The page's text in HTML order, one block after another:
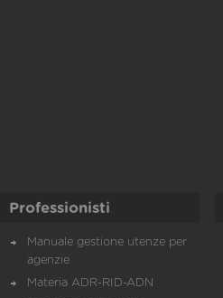
Professionisti
Manuale gestione utenze per
agenzie
Materia ADR-RID-ADN